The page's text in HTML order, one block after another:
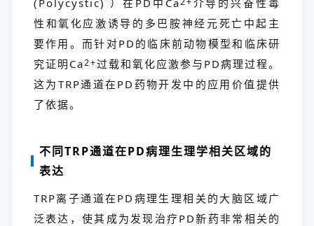
(Polycystic) ）在PD中Ca
介导的兴奋性毒
性和氧化应激诱导的多巴胺神经元死亡中起主
要作用。而针对PD的临床前动物模型和临床研
究证明Ca2+过载和氧化应激参与PD病理过程。
这为TRP通道在PD药物开发中的应用价值提供
了依据。
不同TRP通道在PD病理生理学相关区域的
表达
TRP离子通道在PD病理生理相关的大脑区域广
泛表达，使其成为发现治疗PD新药非常相关的